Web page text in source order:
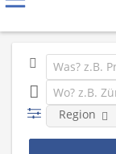
Region